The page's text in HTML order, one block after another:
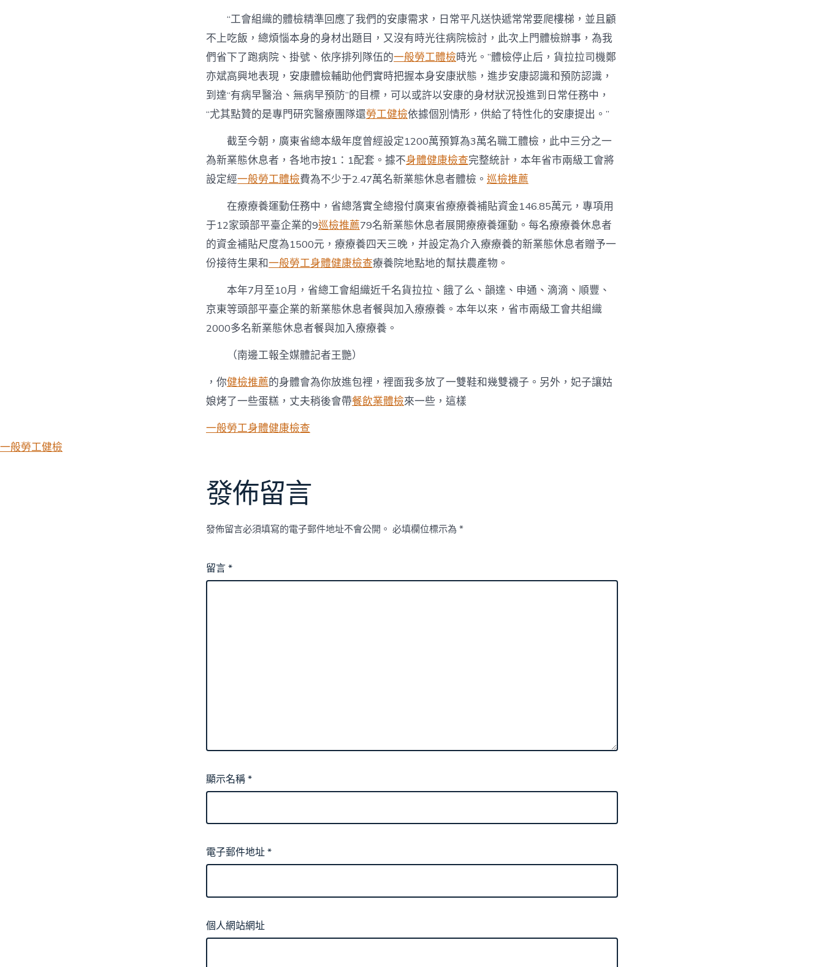
“工會組織的體檢精準回應了我們的安康需求，日常平凡送快遞常常要爬樓梯，並且顧
不上吃飯，總煩惱本身的身材出題目，又沒有時光往病院檢討，此次上門體檢辦事，為我
們省下了跑病院、掛號、依序排列隊伍的一般勞工體檢時光。”體檢停止后，貨拉拉司機鄭
亦斌高興地表現，安康體檢輔助他們實時把握本身安康狀態，進步安康認識和預防認識，
到達“有病早醫治、無病早預防”的目標，可以或許以安康的身材狀況投進到日常任務中，
“尤其點贊的是專門研究醫療團隊還勞工健檢依據個別情形，供給了特性化的安康提出。”
截至今朝，廣東省總本級年度曾經設定1200萬預算為3萬名職工體檢，此中三分之一
為新業態休息者，各地市按1：1配套。據不身體健康檢查完整統計，本年省市兩級工會將
設定經一般勞工體檢費為不少于2.47萬名新業態休息者體檢。 巡檢推薦
在療療養運動任務中，省總落實全總撥付廣東省療療養補貼資金146.85萬元，專項用
于12家頭部平臺企業的9巡檢推薦79名新業態休息者展開療療養運動。每名療療養休息者
的資金補貼尺度為1500元，療療養四天三晚，并設定為介入療療養的新業態休息者贈予一
份接待生果和一般勞工身體健康檢查療養院地點地的幫扶農產物。
本年7月至10月，省總工會組織近千名貨拉拉、餓了么、韻達、申通、滴滴、順豐、
京東等頭部平臺企業的新業態休息者餐與加入療療養。本年以來，省市兩級工會共組織
2000多名新業態休息者餐與加入療療養。
（南邊工報全媒體記者王艷）
，你健檢推薦的身體會為你放進包裡，裡面我多放了一雙鞋和幾雙襪子。另外，妃子讓姑
娘烤了一些蛋糕，丈夫稍後會帶餐飲業體檢來一些，這樣
一般勞工身體健康檢查
一般勞工健檢
發佈留言
發佈留言必須填寫的電子郵件地址不會公開。 必填欄位標示為 *
留言*
顯示名稱*
電子郵件地址*
個人網站網址